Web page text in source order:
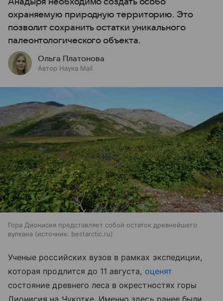
охраняемую природную территорию. Это
позволит сохранить остатки уникального
палеонтологического объекта.
Ольга Платонова
Автор Наука Mail
Гора Дионисия представляет собой остаток древнейшего
вулкана
источник: bestarctic.ru
Ученые российских вузов в рамках экспедиции,
которая продлится до 11 августа, оценят
состояние древнего леса в окрестностях горы